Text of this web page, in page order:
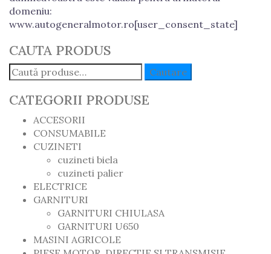
domeniu:
www.autogeneralmotor.ro[user_consent_state]
CAUTA PRODUS
Caută: Cautare
CATEGORII PRODUSE
ACCESORII
CONSUMABILE
CUZINETI
cuzineti biela
cuzineti palier
ELECTRICE
GARNITURI
GARNITURI CHIULASA
GARNITURI U650
MASINI AGRICOLE